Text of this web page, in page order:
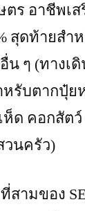
ตร อาชีพเ
สุดท้ายสำ
น ๆ (ทางเ
รับตากปุ๋ย
ห็ด คอกสัต
วนครัว)
สามของ